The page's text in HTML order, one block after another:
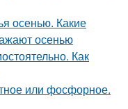
осенью. Какие
осенью
Как
или фосфорное.